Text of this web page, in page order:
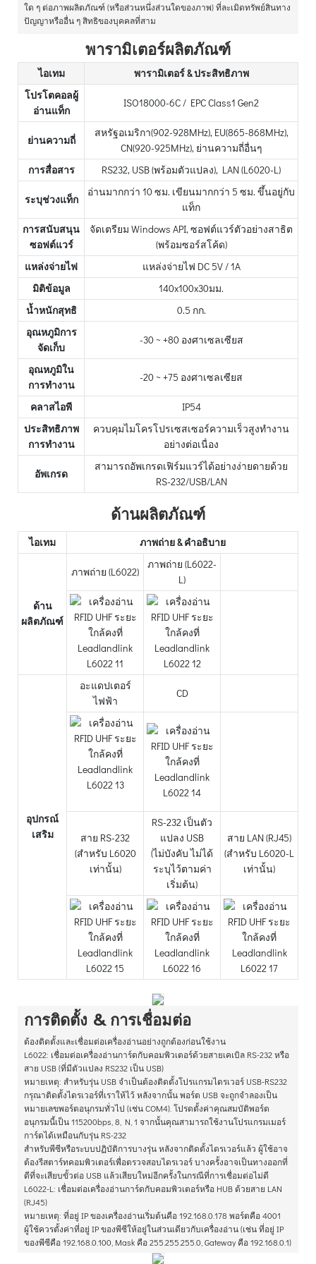
ใด ๆ ต่อภาพผลิตภัณฑ์ (หรือส่วนหนึ่งส่วนใดของภาพ) ที่ละเมิดทรัพย์สินทาง
ปัญญาหรืออื่น ๆ สิทธิของบุคคลที่สาม
พารามิเตอร์ผลิตภัณฑ์
ไอเทม
พารามิเตอร์ & ประสิทธิภาพ
โปรโตคอลผู้
อ่านแท็ก
ISO18000-6C / EPC Class1 Gen2
ย่านความถี่
สหรัฐอเมริกา(902-928MHz), EU(865-868MHz),
CN(920-925MHz), ย่านความถี่อื่นๆ
การสื่อสาร
RS232, USB (พร้อมตัวแปลง), LAN (L6020-L)
ระบุช่วงแท็ก
อ่านมากกว่า 10 ซม. เขียนมากกว่า 5 ซม. ขึ้นอยู่กับ
แท็ก
การสนับสนุน
ซอฟต์แวร์
จัดเตรียม Windows API, ซอฟต์แวร์ตัวอย่างสาธิต
(พร้อมซอร์สโค้ด)
แหล่งจ่ายไฟ
แหล่งจ่ายไฟ DC 5V / 1A
มิติข้อมูล
140x100x30มม.
น้ำหนักสุทธิ
0.5 กก.
อุณหภูมิการ
จัดเก็บ
-30 ~ +80 องศาเซลเซียส
อุณหภูมิใน
การทำงาน
-20 ~ +75 องศาเซลเซียส
คลาสไอพี
IP54
ประสิทธิภาพ
การทำงาน
ควบคุมไมโครโปรเซสเซอร์ความเร็วสูงทำงาน
อย่างต่อเนื่อง
อัพเกรด
สามารถอัพเกรดเฟิร์มแวร์ได้อย่างง่ายดายด้วย
RS-232/USB/LAN
ด้านผลิตภัณฑ์
ไอเทม ภาพถ่าย & คำอธิบาย
ด้าน
ผลิตภัณฑ์
ภาพถ่าย (L6022)
ภาพถ่าย (L6022-
L)
อุปกรณ์
เสริม
อะแดปเตอร์
ไฟฟ้า
CD
สาย RS-232
(สำหรับ L6020
เท่านั้น)
RS-232 เป็นตัว
แปลง USB
(ไม่บังคับ ไม่ได้
ระบุไว้ตามค่า
เริ่มต้น)
สาย LAN (RJ45)
(สำหรับ L6020-L
เท่านั้น)
การติดตั้ง & การเชื่อมต่อ
ต้องติดตั้งและเชื่อมต่อเครื่องอ่านอย่างถูกต้องก่อนใช้งาน
L6022: เชื่อมต่อเครื่องอ่านการ์ดกับคอมพิวเตอร์ด้วยสายเคเบิล RS-232 หรือ
สาย USB (ที่มีตัวแปลง RS232 เป็น USB)
หมายเหตุ: สำหรับรุ่น USB จำเป็นต้องติดตั้งโปรแกรมไดรเวอร์ USB-RS232
กรุณาติดตั้งไดรเวอร์ที่เราให้ไว้ หลังจากนั้น พอร์ต USB จะถูกจำลองเป็น
หมายเลขพอร์ตอนุกรมทั่วไป (เช่น COM4). โปรดตั้งค่าคุณสมบัติพอร์ต
อนุกรมนี้เป็น 115200bps, 8, N, 1 จากนั้นคุณสามารถใช้งานโปรแกรมเมอร์
การ์ดได้เหมือนกับรุ่น RS-232
สำหรับพีซีหรือระบบปฏิบัติการบางรุ่น หลังจากติดตั้งไดรเวอร์แล้ว ผู้ใช้อาจ
ต้องรีสตาร์ทคอมพิวเตอร์เพื่อตรวจสอบไดรเวอร์ บางครั้งอาจเป็นทางออกที่
ดีที่จะเสียบขั้วต่อ USB แล้วเสียบใหม่อีกครั้งในกรณีที่การเชื่อมต่อไม่ดี
L6022-L: เชื่อมต่อเครื่องอ่านการ์ดกับคอมพิวเตอร์หรือ HUB ด้วยสาย LAN
(RJ45)
หมายเหตุ: ที่อยู่ IP ของเครื่องอ่านเริ่มต้นคือ 192.168.0.178 พอร์ตคือ 4001
ผู้ใช้ควรตั้งค่าที่อยู่ IP ของพีซีให้อยู่ในส่วนเดียวกับเครื่องอ่าน (เช่น ที่อยู่ IP
ของพีซีคือ 192.168.0.100, Mask คือ 255.255.255.0, Gateway คือ 192.168.0.1)